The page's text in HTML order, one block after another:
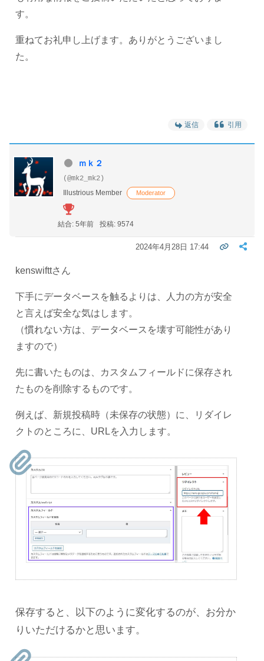
す。
重ねてお礼申し上げます。ありがとうございまし
た。
返信 引用
ｍｋ２
(@mk2_mk2)
Illustrious Member
Moderator
結合: 5年前 投稿: 9574
2024年4月28日 17:44
kenswifttさん
下手にデータベースを触るよりは、人力の方が安全
と言えば安全な気はします。
（慣れない方は、データベースを壊す可能性があり
ますので）
先に書いたものは、カスタムフィールドに保存され
たものを削除するものです。
例えば、新規投稿時（未保存の状態）に、リダイレ
クトのところに、URLを入力します。
保存すると、以下のように変化するのが、お分か
りいただけるかと思います。